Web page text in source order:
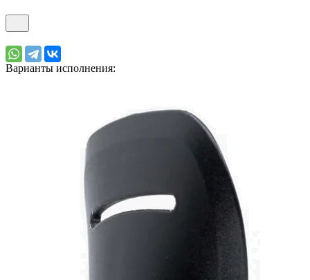
Варианты исполнения: